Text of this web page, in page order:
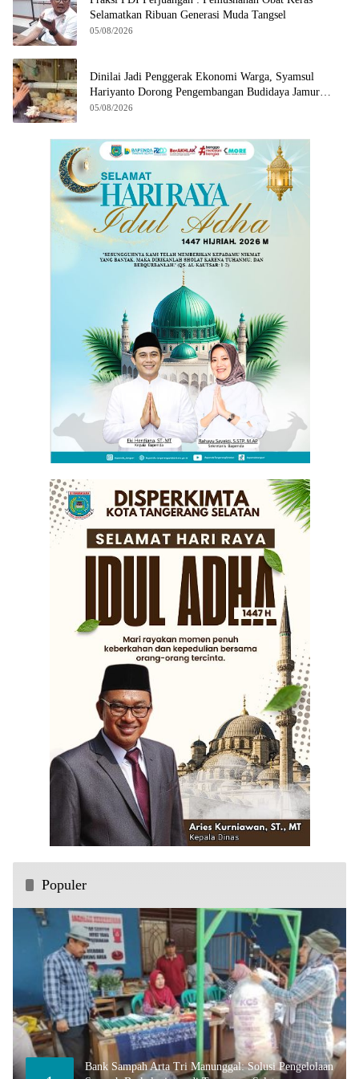
Selamatkan Ribuan Generasi Muda Tangsel
05/08/2026
Dinilai Jadi Penggerak Ekonomi Warga, Syamsul
Hariyanto Dorong Pengembangan Budidaya Jamur
Crispy di Serpong
05/08/2026
Populer
Bank Sampah Arta Tri Manunggal: Solusi Pengelolaan